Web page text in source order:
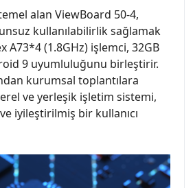
alan ViewBoard 50-4,
kullanılabilirlik sağlamak
A73*4 (1.8GHz) işlemci, 32GB
9 uyumluluğunu birleştirir.
kurumsal toplantılara
ve yerleşik işletim sistemi,
iyileştirilmiş bir kullanıcı